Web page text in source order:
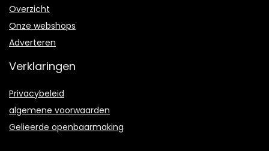
Overzicht
Onze webshops
Adverteren
Verklaringen
Privacybeleid
algemene voorwaarden
Gelieerde openbaarmaking